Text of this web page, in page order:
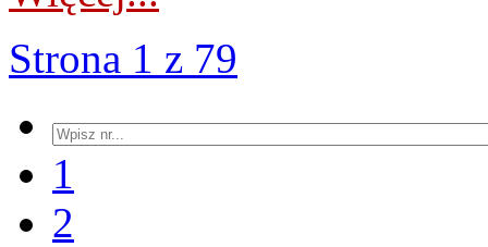
Strona 1 z 79
1
2